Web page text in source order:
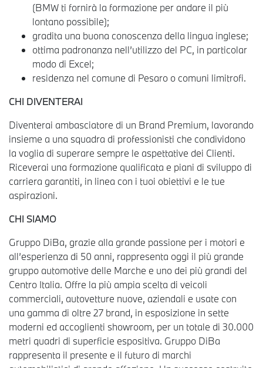
(BMW ti fornirà la formazione per andare il più
lontano possibile);
gradita una buona conoscenza della lingua inglese;
ottima padronanza nell’utilizzo del PC, in particolar
modo di Excel;
residenza nel comune di Pesaro o comuni limitrofi.
CHI DIVENTERAI
Diventerai ambasciatore di un Brand Premium, lavorando
insieme a una squadra di professionisti che condividono
la voglia di superare sempre le aspettative dei Clienti.
Riceverai una formazione qualificata e piani di sviluppo di
carriera garantiti, in linea con i tuoi obiettivi e le tue
aspirazioni.
CHI SIAMO
Gruppo DiBa, grazie alla grande passione per i motori e
all’esperienza di 50 anni, rappresenta oggi il più grande
gruppo automotive delle Marche e uno dei più grandi del
Centro Italia. Offre la più ampia scelta di veicoli
commerciali, autovetture nuove, aziendali e usate con
una gamma di oltre 27 brand, in esposizione in sette
moderni ed accoglienti showroom, per un totale di 30.000
metri quadri di superficie espositiva. Gruppo DiBa
rappresenta il presente e il futuro di marchi